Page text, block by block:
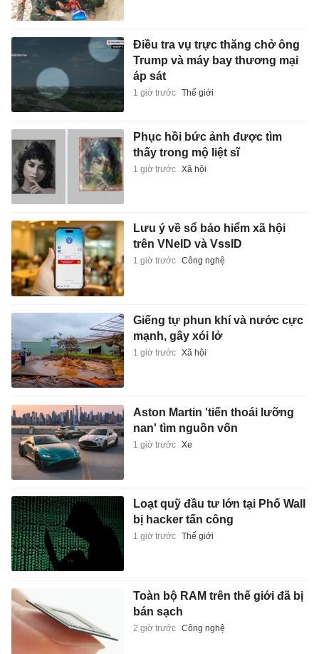
Điều tra vụ trực thăng chở ông
Trump và máy bay thương mại
áp sát
1 giờ trước Thế giới
Phục hồi bức ảnh được tìm
thấy trong mộ liệt sĩ
1 giờ trước Xã hội
Lưu ý về sổ bảo hiểm xã hội
trên VNeID và VssID
1 giờ trước Công nghệ
Giếng tự phun khí và nước cực
mạnh, gây xói lở
1 giờ trước Xã hội
Aston Martin 'tiến thoái lưỡng
nan' tìm nguồn vốn
1 giờ trước Xe
Loạt quỹ đầu tư lớn tại Phố Wall
bị hacker tấn công
1 giờ trước Thế giới
Toàn bộ RAM trên thế giới đã bị
bán sạch
2 giờ trước Công nghệ